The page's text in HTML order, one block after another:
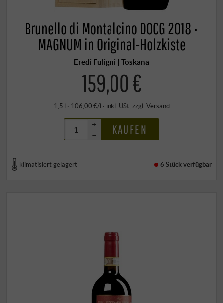
Brunello di Montalcino DOCG 2018 ·
MAGNUM in Original-Holzkiste
Eredi Fuligni | Toskana
159,00 €
1,5 l · 106,00 €/l · inkl. USt, zzgl. Versand
+
–
KAUFEN
klimatisiert gelagert 6 Stückverfügbar